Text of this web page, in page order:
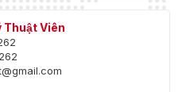
Thuật Viên